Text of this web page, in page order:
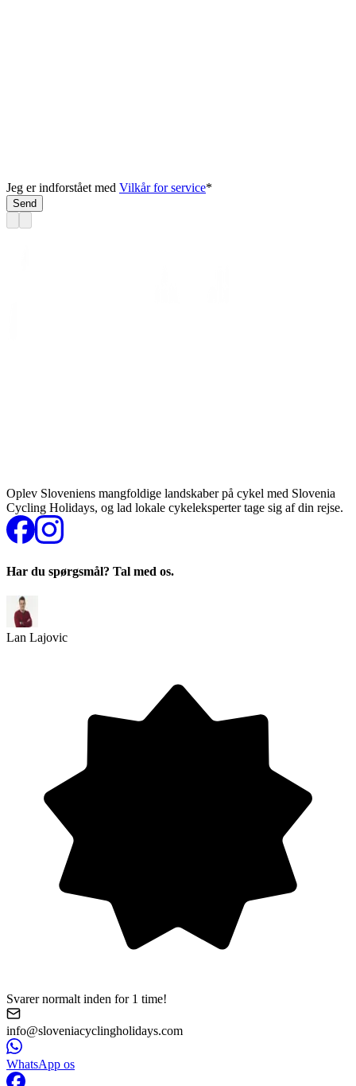
Jeg er indforstået med Vilkår for service*
Send
Oplev Sloveniens mangfoldige landskaber på cykel med Slovenia
Cycling Holidays, og lad lokale cykeleksperter tage sig af din rejse.
Har du spørgsmål? Tal med os.
Lan Lajovic
Svarer normalt inden for 1 time!
info@sloveniacyclingholidays.com
WhatsApp os